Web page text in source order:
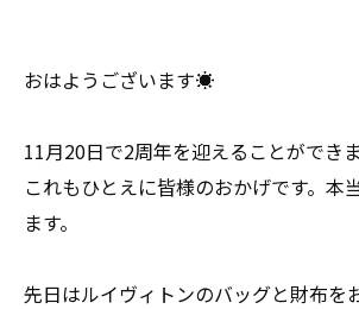
おはようございます☀
11月20日で2周年を迎えることができ
これもひとえに皆様のおかげです。本
ます。
先日はルイヴィトンのバッグと財布を